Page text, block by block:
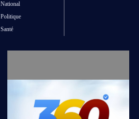
National
Politique
Santé